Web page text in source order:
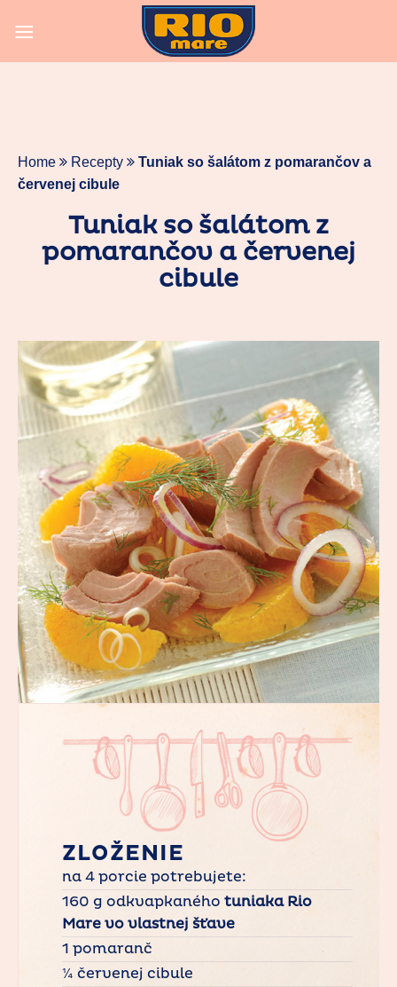
Home Recepty
Tuniak so šalátom z pomarančov a
červenej cibule
Tuniak so šalátom z
pomarančov a červenej
cibule
ZLOŽENIE
na 4 porcie potrebujete:
160 g odkvapkaného tuniaka Rio
Mare vo vlastnej šťave
1 pomaranč
¼ červenej cibule